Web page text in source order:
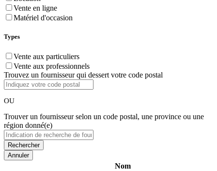
Vente en ligne
Matériel d'occasion
Types
Vente aux particuliers
Vente aux professionnels
Trouvez un fournisseur qui dessert votre code postal
OU
Trouver un fournisseur selon un code postal, une province ou une
région donné(e)
Annuler
Nom